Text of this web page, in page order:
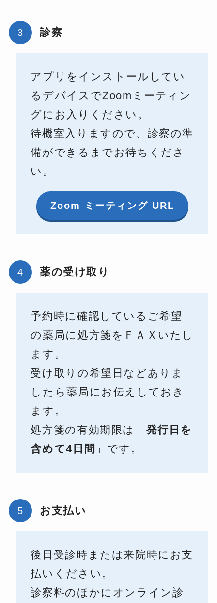
診察
アプリをインストールしてい
るデバイスでZoomミーティン
グにお入りください。
待機室入りますので、診察の準
備ができるまでお待ちくださ
い。
Zoom ミーティング URL
薬の受け取り
予約時に確認しているご希望
の薬局に処方箋をＦＡＸいたし
ます。
受け取りの希望日などありま
したら薬局にお伝えしておき
ます。
処方箋の有効期限は「 発行日を
含めて4日間 」です。
お支払い
後日受診時または来院時にお支
払いください。
診察料のほかにオンライン診